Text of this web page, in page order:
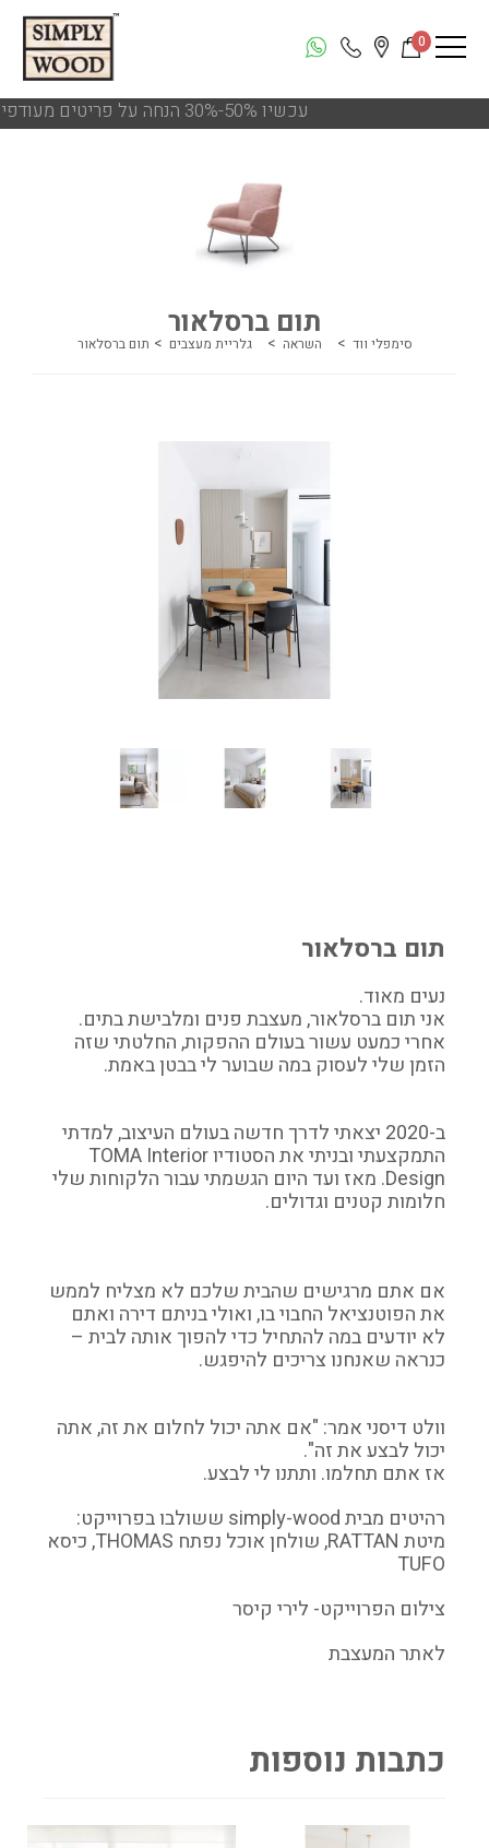
0
!!! עכשיו 50%-30% הנחה על פריטים מעודפים ותצוגות הסניפים
תום ברסלאור
סימפלי ווד השראה גלריית מעצבים תום ברסלאור
תום ברסלאור
נעים מאוד.
אני תום ברסלאור, מעצבת פנים ומלבישת בתים.
אחרי כמעט עשור בעולם ההפקות, החלטתי שזה
הזמן שלי לעסוק במה שבוער לי בבטן באמת.
ב-2020 יצאתי לדרך חדשה בעולם העיצוב, למדתי
התמקצעתי ובניתי את הסטודיו TOMA Interior
Design. מאז ועד היום הגשמתי עבור הלקוחות שלי
חלומות קטנים וגדולים.
אם אתם מרגישים שהבית שלכם לא מצליח לממש
את הפוטנציאל החבוי בו, ואולי בניתם דירה ואתם
לא יודעים במה להתחיל כדי להפוך אותה לבית –
כנראה שאנחנו צריכים להיפגש.
וולט דיסני אמר: "אם אתה יכול לחלום את זה, אתה
יכול לבצע את זה".
אז אתם תחלמו. ותתנו לי לבצע.
רהיטים מבית simply-wood ששולבו בפרוייקט:
מיטת RATTAN, שולחן אוכל נפתח THOMAS, כיסא
TUFO
צילום הפרוייקט- לירי קיסר
לאתר המעצבת
כתבות נוספות